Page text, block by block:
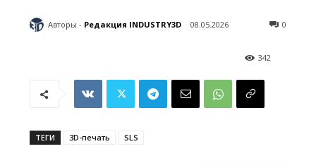
Авторы - Редакция INDUSTRY3D 08.05.2026 0
342
ТЕГИ 3D-печать SLS